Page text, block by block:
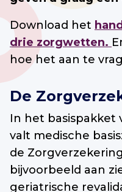
Download het
drie zorgwetten.
hoe het aan te
De
In het basispakket
valt medische
de
bijvoorbeeld aan
geriatrische